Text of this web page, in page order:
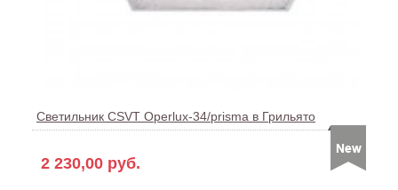
Светильник CSVT Operlux-34/prisma в Грильято
2 230,00 руб.